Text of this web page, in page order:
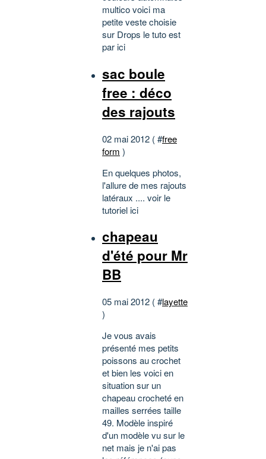
multico voici ma
petite veste choisie
sur Drops le tuto est
par ici
sac boule
free : déco
des rajouts
02 mai 2012 ( #free
form )
En quelques photos,
l'allure de mes rajouts
latéraux .... voir le
tutoriel ici
chapeau
d'été pour Mr
BB
05 mai 2012 ( #layette
)
Je vous avais
présenté mes petits
poissons au crochet
et bien les voici en
situation sur un
chapeau crocheté en
mailles serrées taille
49. Modèle inspiré
d'un modèle vu sur le
net mais je n'ai pas